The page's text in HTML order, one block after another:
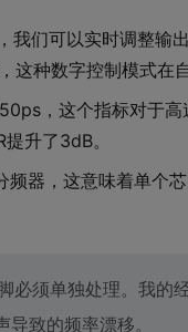
我们可以实时调整
这种数字控制模式在
，这个指标对于
升了3dB。
频器，这意味着单个
必须单独处理。我的
致的频率漂移。